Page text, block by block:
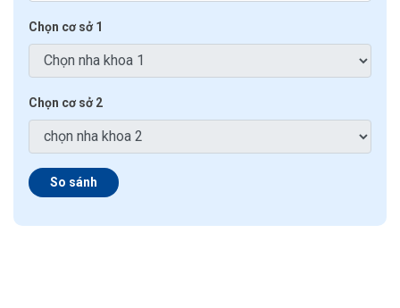
Chọn cơ sở 1
Chọn cơ sở 2
So sánh